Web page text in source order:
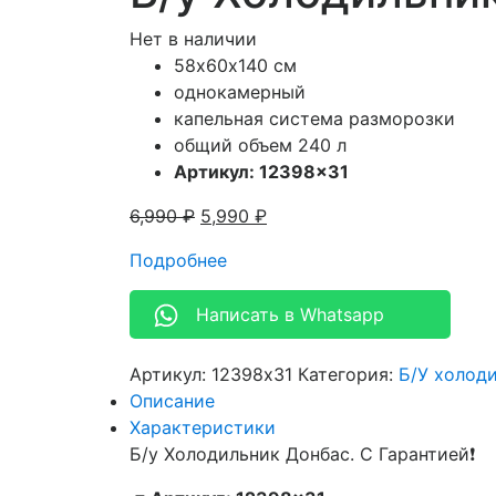
Нет в наличии
58х60х140 см
однокамерный
капельная система разморозки
общий объем 240 л
Артикул: 12398×31
6,990₽ 5,990 ₽
Подробнее
Написать в Whatsapp
Артикул: 12398x31 Категория: Б/У
Описание
Характеристики
Б/у Холодильник Донбас. С Гарантией❗